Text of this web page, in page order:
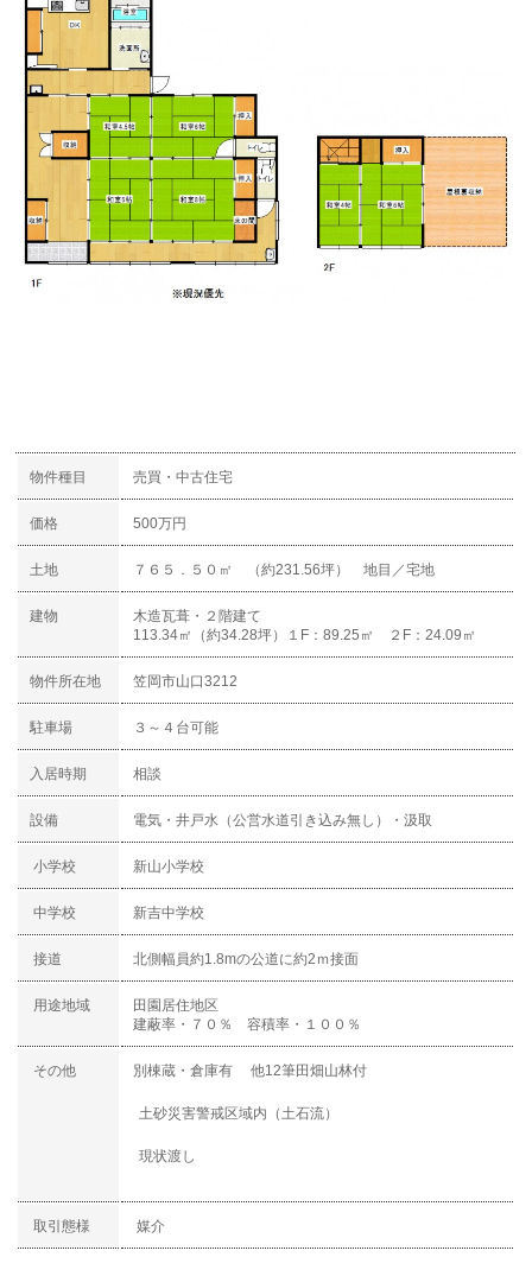
物件種目 売買・中古住宅
価格 500万円
土地 ７６５．５０㎡ （約231.56坪） 地目／宅地
建物
木造瓦葺・２階建て
113.34㎡（約34.28坪）１F：89.25㎡ ２F：24.09㎡
物件所在地 笠岡市山口3212
駐車場 ３～４台可能
入居時期 相談
設備 電気・井戸水（公営水道引き込み無し）・汲取
小学校 新山小学校
中学校 新吉中学校
接道 北側幅員約1.8mの公道に約2ｍ接面
用途地域
田園居住地区
建蔽率・７０％ 容積率・１００％
その他 別棟蔵・倉庫有 他12筆田畑山林付
土砂災害警戒区域内（土石流）
現状渡し
取引態様 媒介